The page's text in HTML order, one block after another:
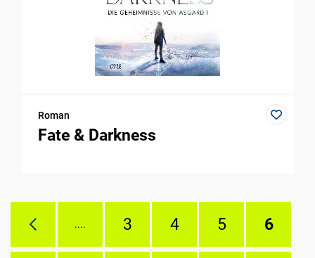
Roman
Fate & Darkness
.... 3 4 5 6